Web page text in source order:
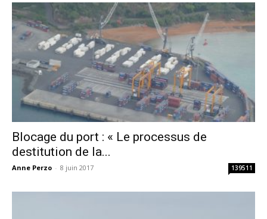
Blocage du port : « Le processus de
destitution de la...
Anne Perzo - 8 juin 2017 139511